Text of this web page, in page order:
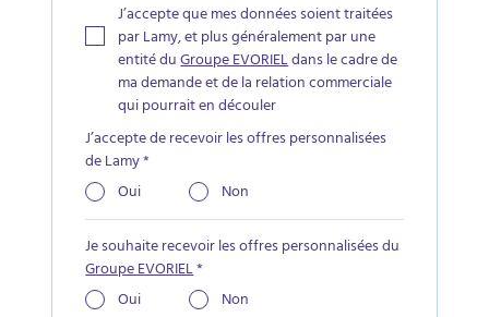
J’accepte que mes données soient traitées
par Lamy, et plus généralement par une
entité duGroupe EVORIELdans le cadre de
ma demande et de la relation commerciale
qui pourrait en découler
J’accepte de recevoir les offres personnalisées
de Lamy*
Oui
Non
Je souhaite recevoir les offres personnalisées du
Groupe EVORIEL*
Oui
Non